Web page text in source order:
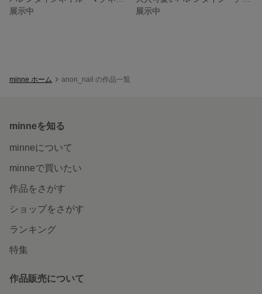
展示中
展示中
minne ホーム anon_nail の作品一覧
minneを知る
minneについて
minneで買いたい
作品をさがす
ショップをさがす
ランキング
特集
作品販売について